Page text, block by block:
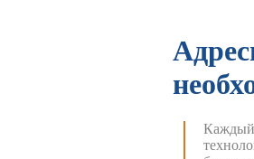
Каждый